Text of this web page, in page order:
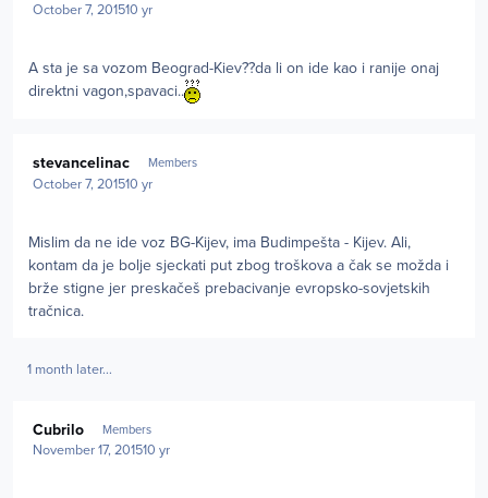
October 7, 201510 yr
А sta je sa vozom Beograd-Kiev??da li on ide kao i ranije onaj
direktni vagon,spavaci..
stevancelinac Members
October 7, 201510 yr
Mislim da ne ide voz BG-Kijev, ima Budimpešta - Kijev. Ali,
kontam da je bolje sjeckati put zbog troškova a čak se možda i
brže stigne jer preskačeš prebacivanje evropsko-sovjetskih
tračnica.
1 month later...
Cubrilo Members
November 17, 201510 yr